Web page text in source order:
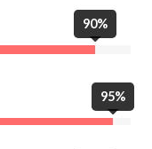
90%
95%